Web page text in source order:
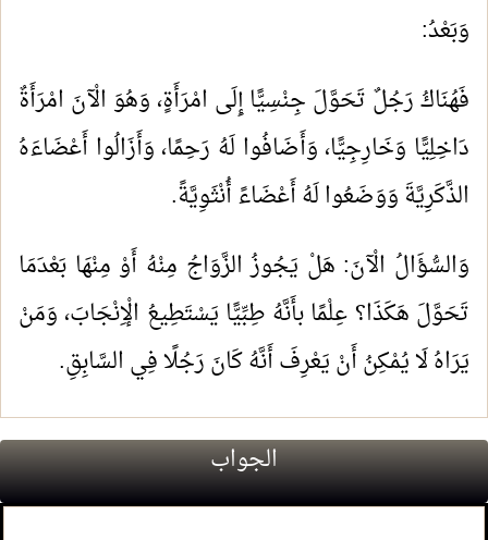
وَبَعْدُ:
فَهُنَاكُ رَجُلٌ تَحَوَّلَ جِنْسِيًّا إِلَى امْرَأَةٍ، وَهُوَ الْآنَ امْرَأَةٌ
دَاخِلِيًّا وَخَارِجِيًّا، وَأَضَافُوا لَهُ رَحِمًا، وَأَزَالُوا أَعْضَاءَهُ
الذَّكَرِيَّةَ وَوَضَعُوا لَهُ أَعْضَاءً أُنْثَوِيَّةً.
وَالسُّؤَالُ الْآنَ: هَلْ يَجُوزُ الزَّوَاجُ مِنْهُ أَوْ مِنْهَا بَعْدَمَا
تَحَوَّلَ هَكَذَا؟ عِلْمًا بأَنَّهُ طِبِّيًّا يَسْتَطِيعُ الْإِنْجَابَ، وَمَنْ
يَرَاهُ لَا يُمْكِنُ أَنْ يَعْرِفَ أَنَّهُ كَانَ رَجُلًا فِي السَّابِقِ.
الجواب